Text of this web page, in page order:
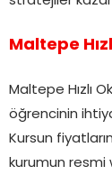
Maltepe
Maltepe Hızlı
öğrencinin
Kursun
kurumun